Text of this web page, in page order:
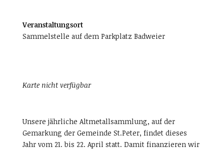
Veranstaltungsort
Sammelstelle auf dem Parkplatz Badweier
Karte nicht verfügbar
Unsere jährliche Altmetallsammlung, auf der
Gemarkung der Gemeinde St.Peter, findet dieses
Jahr vom 21. bis 22. April statt. Damit finanzieren wir